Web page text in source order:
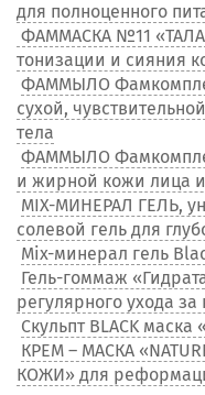
для полноценного
ФАММАСКА №11
тонизации и сияния
ФАММЫЛО
сухой,
тела
ФАММЫЛО
и жирной кожи лица
MIX-МИНЕРАЛ ГЕЛЬ,
солевой гель для
Mix-минерал гель
Гель-гоммаж
регулярного ухода
Скульпт BLACK
КРЕМ – МАСКА
КОЖИ» для